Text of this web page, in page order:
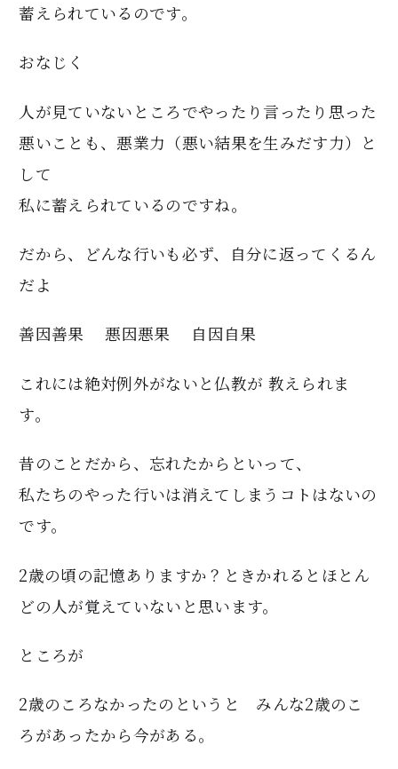
蓄えられているのです。
おなじく
人が見ていないところでやったり言ったり思った
悪いことも、悪業力（悪い結果を生みだす力）と
して
私に蓄えられているのですね。
だから、どんな行いも必ず、自分に返ってくるん
だよ
善因善果 悪因悪果 自因自果
これには絶対例外がないと仏教が 教えられま
す。
昔のことだから、忘れたからといって、
私たちのやった行いは消えてしまうコトはないの
です。
2歳の頃の記憶ありますか？ときかれるとほとん
どの人が覚えていないと思います。
ところが
2歳のころなかったのというと みんな2歳のこ
ろがあったから今がある。